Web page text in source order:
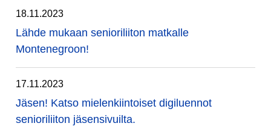
18.11.2023
Lähde mukaan senioriliiton matkalle
Montenegroon!
17.11.2023
Jäsen! Katso mielenkiintoiset digiluennot
senioriliiton jäsensivuilta.